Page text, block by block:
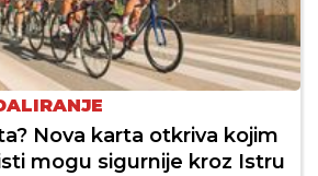
Nova karta otkriva kojim
mogu sigurnije kroz Istru